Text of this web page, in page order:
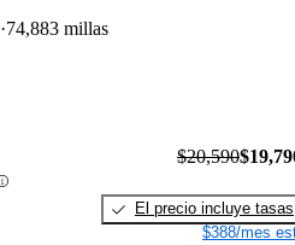
74,883 millas
$20,590
El precio incluye tasas
$388/mes